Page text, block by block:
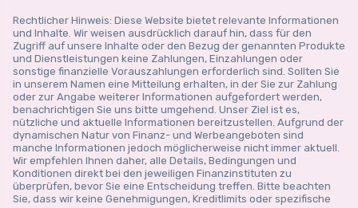
Rechtlicher Hinweis: Diese Website bietet relevante Informationen
und Inhalte. Wir weisen ausdrücklich darauf hin, dass für den
Zugriff auf unsere Inhalte oder den Bezug der genannten Produkte
und Dienstleistungen keine Zahlungen, Einzahlungen oder
sonstige finanzielle Vorauszahlungen erforderlich sind. Sollten Sie
in unserem Namen eine Mitteilung erhalten, in der Sie zur Zahlung
oder zur Angabe weiterer Informationen aufgefordert werden,
benachrichtigen Sie uns bitte umgehend. Unser Ziel ist es,
nützliche und aktuelle Informationen bereitzustellen. Aufgrund der
dynamischen Natur von Finanz- und Werbeangeboten sind
manche Informationen jedoch möglicherweise nicht immer aktuell.
Wir empfehlen Ihnen daher, alle Details, Bedingungen und
Konditionen direkt bei den jeweiligen Finanzinstituten zu
überprüfen, bevor Sie eine Entscheidung treffen. Bitte beachten
Sie, dass wir keine Genehmigungen, Kreditlimits oder spezifische